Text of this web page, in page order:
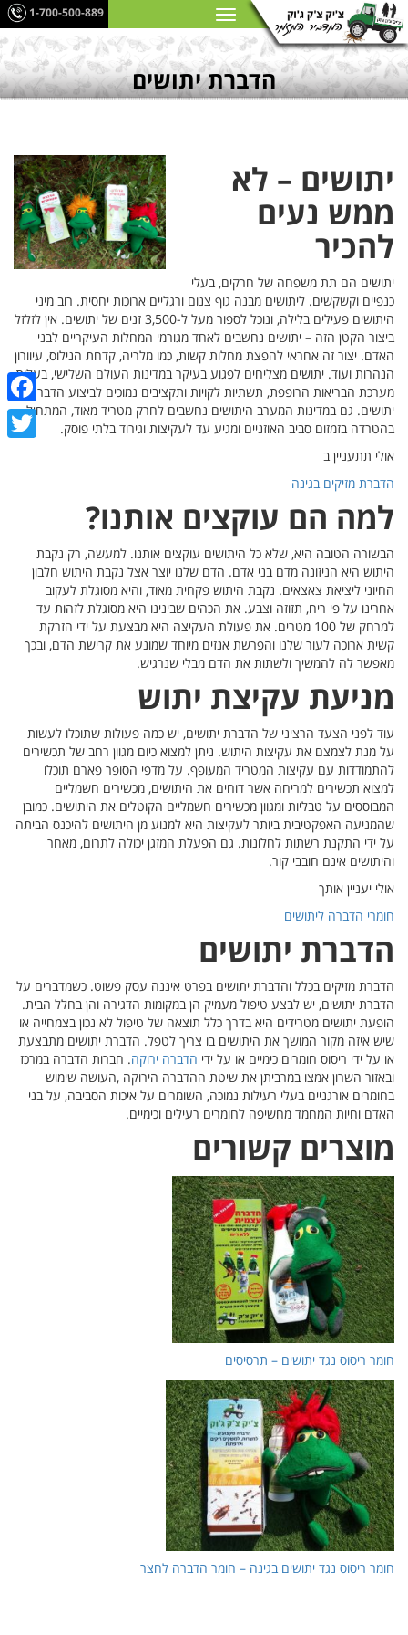
1-700-500-889
הדברת יתושים
יתושים – לא
ממש נעים
להכיר
יתושים הם תת משפחה של חרקים, בעלי
כנפיים וקשקשים. ליתושים מבנה גוף צנום ורגליים ארוכות יחסית. רוב מיני
היתושים פעילים בלילה, ונוכל לספור מעל ל-3,500 זנים של יתושים. אין לזלזל
ביצור הקטן הזה – יתושים נחשבים לאחד מגורמי המחלות העיקריים לבני
האדם. יצור זה אחראי להפצת מחלות קשות, כמו מלריה, קדחת הנילוס, עיוורון
הנהרות ועוד. יתושים מצליחים לפגוע בעיקר במדינות העולם השלישי, בעלות
מערכת הבריאות הרופפת, תשתיות לקויות ותקציבים נמוכים לביצוע הדברת
יתושים. גם במדינות המערב היתושים נחשבים לחרק מטריד מאוד, המתחיל
בהטרדה בזמזום סביב האוזניים ומגיע עד לעקיצות וגירוד בלתי פוסק.
אולי תתעניין ב
הדברת מזיקים בגינה
למה הם עוקצים אותנו?
הבשורה הטובה היא, שלא כל היתושים עוקצים אותנו. למעשה, רק נקבת
היתוש היא הניזונה מדם בני אדם. הדם שלנו יוצר אצל נקבת היתוש חלבון
החיוני ליציאת צאצאים. נקבת היתוש פקחית מאוד, והיא מסוגלת לעקוב
אחרינו על פי ריח, תזוזה וצבע. את הכהים שבינינו היא מסוגלת לזהות עד
למרחק של 100 מטרים. את פעולת העקיצה היא מבצעת על ידי הזרקת
קשית ארוכה לעור שלנו והפרשת אנזים מיוחד שמונע את קרישת הדם, ובכך
מאפשר לה להמשיך ולשתות את הדם מבלי שנרגיש.
מניעת עקיצת יתוש
עוד לפני הצעד הרציני של הדברת יתושים, יש כמה פעולות שתוכלו לעשות
על מנת לצמצם את עקיצות היתוש. ניתן למצוא כיום מגוון רחב של תכשירים
להתמודדות עם עקיצות המטריד המעופף. על מדפי הסופר פארם תוכלו
למצוא תכשירים למריחה אשר דוחים את היתושים, מכשירים חשמליים
המבוססים על טבליות ומגוון מכשירים חשמליים הקוטלים את היתושים. כמובן
שהמניעה האפקטיבית ביותר לעקיצות היא למנוע מן היתושים להיכנס הביתה
על ידי התקנת רשתות לחלונות. גם הפעלת המזגן יכולה לתרום, מאחר
והיתושים אינם חובבי קור.
אולי יעניין אותך
חומרי הדברה ליתושים
הדברת יתושים
הדברת מזיקים בכלל והדברת יתושים בפרט איננה עסק פשוט. כשמדברים על
הדברת יתושים, יש לבצע טיפול מעמיק הן במקומות הדגירה והן בחלל הבית.
הופעת יתושים מטרידים היא בדרך כלל תוצאה של טיפול לא נכון בצמחייה או
שיש איזה מקור המושך את היתושים בו צריך לטפל. הדברת יתושים מתבצעת
או על ידי ריסוס חומרים כימיים או על ידי הדברה ירוקה. חברות הדברה במרכז
ובאזור השרון אמצו במרביתן את שיטת ההדברה הירוקה ,העושה שימוש
בחומרים אורגניים בעלי רעילות נמוכה, השומרים על איכות הסביבה, על בני
האדם וחיות המחמד מחשיפה לחומרים רעילים וכימיים.
מוצרים קשורים
חומר ריסוס נגד יתושים – תרסיסים
חומר ריסוס נגד יתושים בגינה – חומר הדברה לחצר